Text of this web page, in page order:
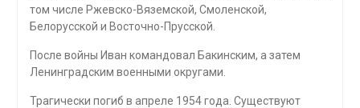
том числе Ржевско-Вяземской, Смоленской,
Белорусской и Восточно-Прусской.
После войны Иван командовал Бакинским, а затем
Ленинградским военными округами.
Трагически погиб в апреле 1954 года. Существуют